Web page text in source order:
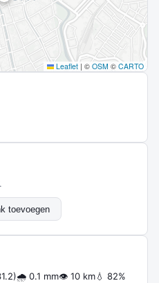
Leaflet | © OSM © CARTO
toevoegen
🌧 0.1 mm👁 10 km💧 82%